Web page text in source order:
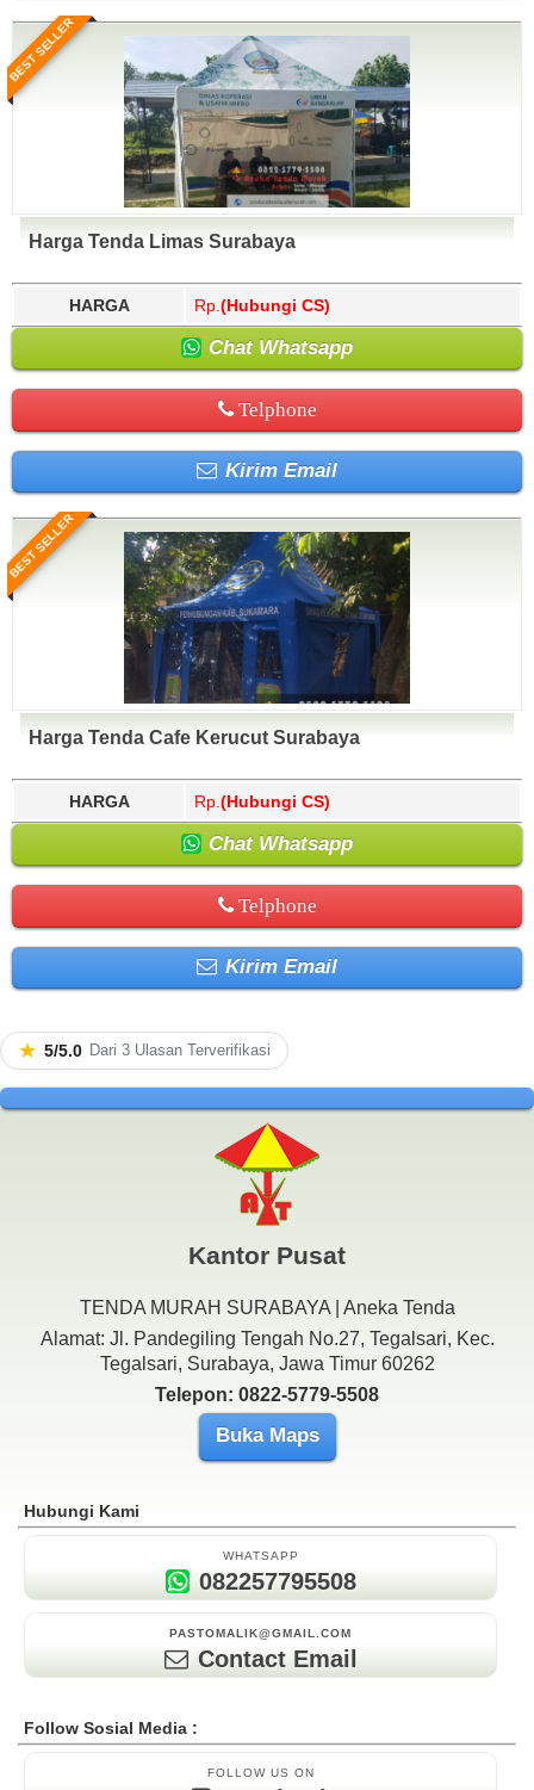
BEST SELLER
Harga Tenda Limas Surabaya
HARGA Rp. (Hubungi CS)
Chat Whatsapp
Telphone
Kirim Email
BEST SELLER
Harga Tenda Cafe Kerucut Surabaya
HARGA Rp. (Hubungi CS)
Chat Whatsapp
Telphone
Kirim Email
★ 5/5.0 Dari 3 Ulasan Terverifikasi
Kantor Pusat
TENDA MURAH SURABAYA | Aneka Tenda
Alamat: Jl. Pandegiling Tengah No.27, Tegalsari, Kec.
Tegalsari, Surabaya, Jawa Timur 60262
Telepon: 0822-5779-5508
Buka Maps
Hubungi Kami
WHATSAPP
082257795508
PASTOMALIK@GMAIL.COM
Contact Email
Follow Sosial Media :
FOLLOW US ON